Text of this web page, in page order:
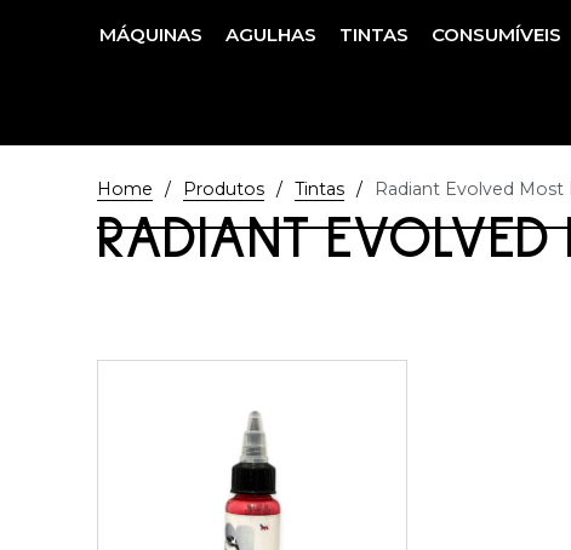
MÁQUINAS AGULHAS TINTAS CONSUMÍVEIS
Home / Produtos / Tintas / Radiant Evolved Most
RADIANT EVOLVED